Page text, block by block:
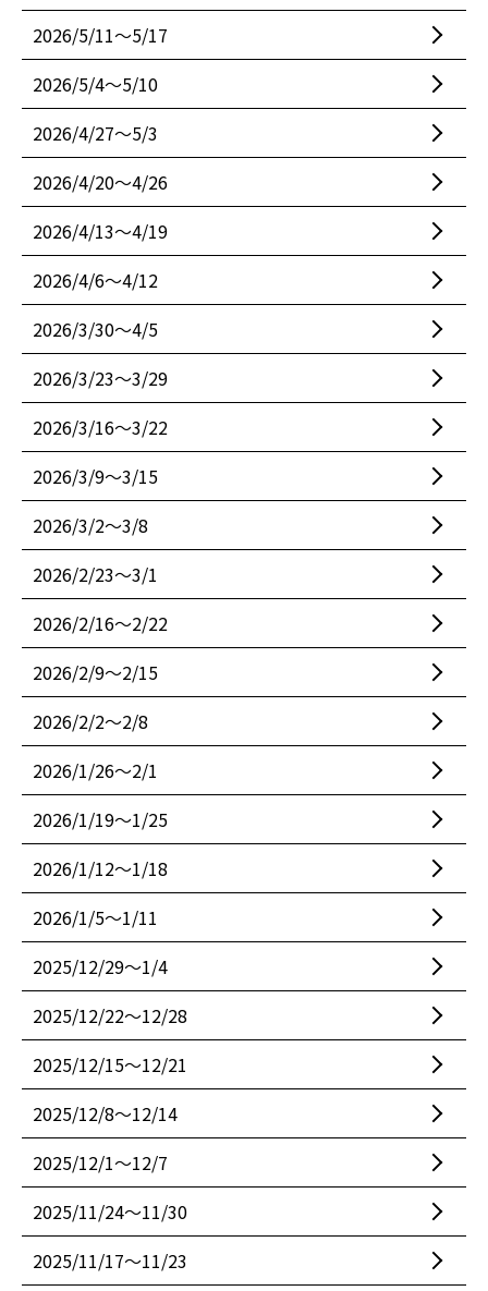
2026/5/11〜5/17
2026/5/4〜5/10
2026/4/27〜5/3
2026/4/20〜4/26
2026/4/13〜4/19
2026/4/6〜4/12
2026/3/30〜4/5
2026/3/23〜3/29
2026/3/16〜3/22
2026/3/9〜3/15
2026/3/2〜3/8
2026/2/23〜3/1
2026/2/16〜2/22
2026/2/9〜2/15
2026/2/2〜2/8
2026/1/26〜2/1
2026/1/19〜1/25
2026/1/12〜1/18
2026/1/5〜1/11
2025/12/29〜1/4
2025/12/22〜12/28
2025/12/15〜12/21
2025/12/8〜12/14
2025/12/1〜12/7
2025/11/24〜11/30
2025/11/17〜11/23